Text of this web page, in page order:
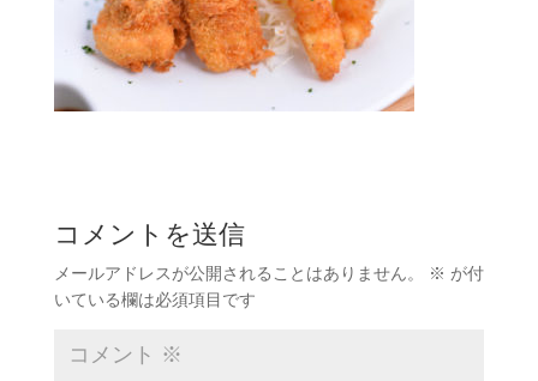
コメントを送信
メールアドレスが公開されることはありません。 ※ が付
いている欄は必須項目です